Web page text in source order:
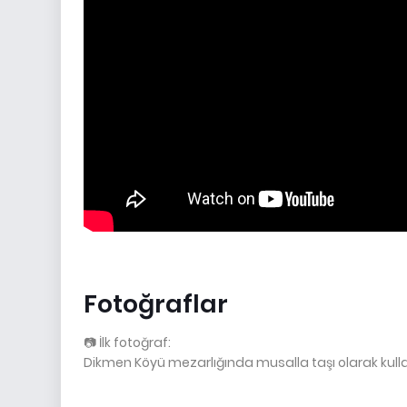
Fotoğraflar
📷 İlk fotoğraf:
Dikmen Köyü mezarlığında musalla taşı olarak